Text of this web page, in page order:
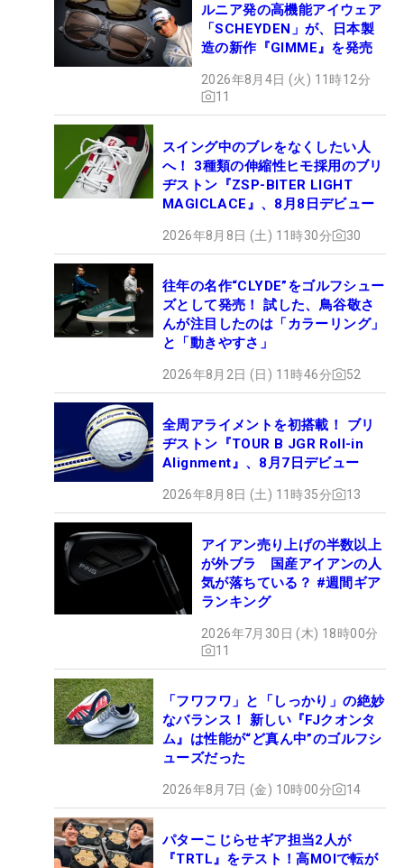
ルニア発の高機能アイウェア
「SCHEYDEN」が、日本製
造の新作『GIMME』を発売
2026年8月4日 (火) 11時12分
11
スイング中のブレをなくしたい人
へ！ 3種類の伸縮性ヒモ採用のブリ
ヂストン『ZSP-BITER LIGHT
MAGICLACE』、8月8日デビュー
2026年8月8日 (土) 11時30分 30
往年の名作“CLYDE”をゴルフシュー
ズとして発売！ 試した、鳥谷敬さ
んが注目したのは「カラーリング」
と「動きやすさ」
2026年8月2日 (日) 11時46分 52
全周アライメントを初搭載！ ブリ
ヂストン『TOUR B JGR Roll-in
Alignment』、8月7日デビュー
2026年8月8日 (土) 11時35分 13
アイアン売り上げの半数以上
が外ブラ 国産アイアンの人
気が落ちている？ #週間ギア
ランキング
2026年7月30日 (木) 18時00分
11
「フワフワ」と「しっかり」の絶妙
なバランス！ 新しい『FJクオンタ
ム』は性能が“ど真ん中”のゴルフシ
ューズだった
2026年8月7日 (金) 10時00分 14
パターこじらせギア担当2人が
『TRTL』をテスト！高MOIで転が